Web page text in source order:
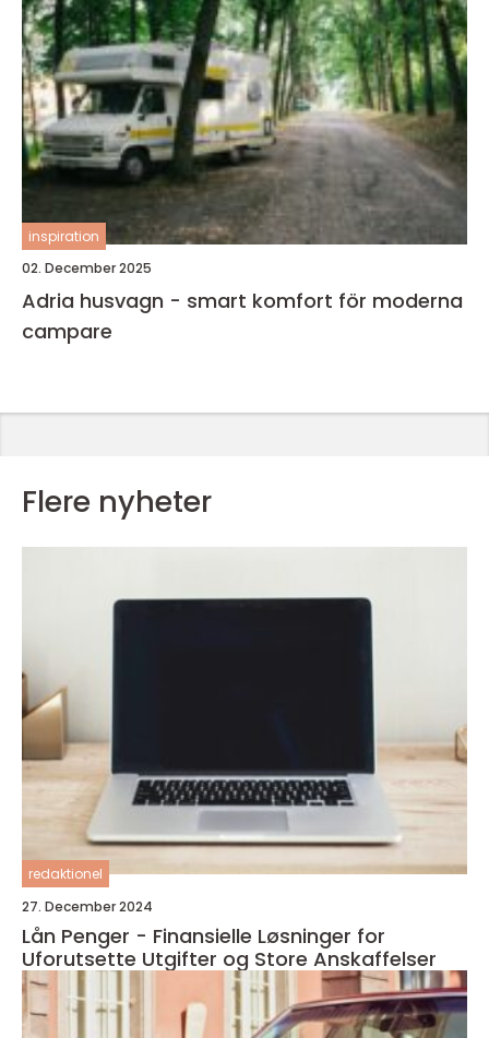
inspiration
02. December 2025
Adria husvagn - smart komfort för moderna
campare
Flere nyheter
redaktionel
27. December 2024
Lån Penger - Finansielle Løsninger for
Uforutsette Utgifter og Store Anskaffelser